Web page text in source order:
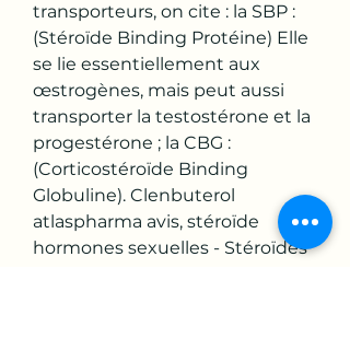
transporteurs, on cite : la SBP :
(Stéroïde Binding Protéine) Elle
se lie essentiellement aux
œstrogènes, mais peut aussi
transporter la testostérone et la
progestérone ; la CBG :
(Corticostéroïde Binding
Globuline). Clenbuterol
atlaspharma avis, stéroïde
hormones sexuelles - Stéroïdes